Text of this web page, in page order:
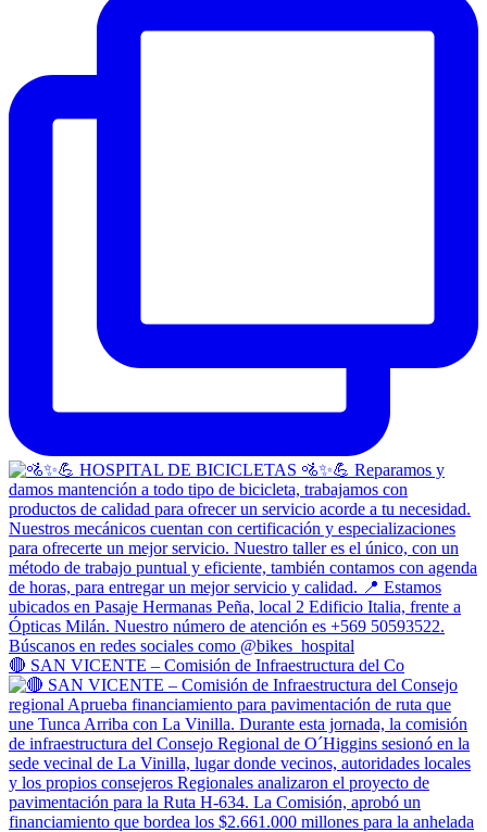
🔴 SAN VICENTE – Comisión de Infraestructura del Co